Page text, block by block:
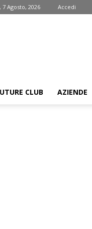
Agosto, 2026 Accedi
CLUB AZIENDE